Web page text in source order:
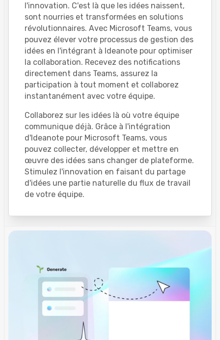
l'innovation. C'est là que les idées naissent,
sont nourries et transformées en solutions
révolutionnaires. Avec Microsoft Teams, vous
pouvez élever votre processus de gestion des
idées en l'intégrant à Ideanote pour optimiser
la collaboration. Recevez des notifications
directement dans Teams, assurez la
participation à tout moment et collaborez
instantanément avec votre équipe.
Collaborez sur les idées là où votre équipe
communique déjà. Grâce à l'intégration
d'Ideanote pour Microsoft Teams, vous
pouvez collecter, développer et mettre en
œuvre des idées sans changer de plateforme.
Stimulez l'innovation en faisant du partage
d'idées une partie naturelle du flux de travail
de votre équipe.